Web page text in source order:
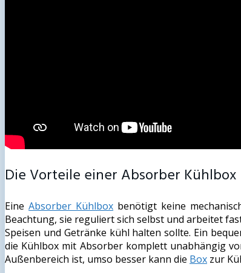
Die Vorteile einer Absorber Kühlbox
EineAbsorber Kühlbox benötigt keine
Beachtung, sie reguliert sich selbst und arbeitet
Speisen und Getränke kühl halten sollte. Ein
die Kühlbox mit Absorber komplett unabhängig
Außenbereich ist, umso besser kann die Box zur